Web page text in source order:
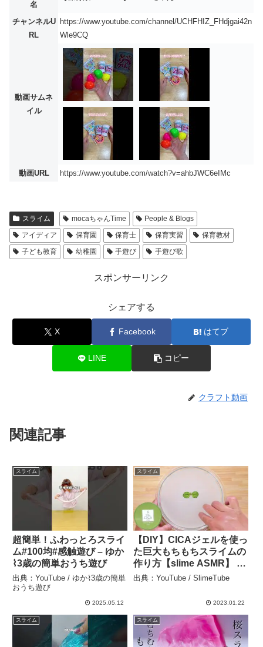
名
チャンネルU
RL
https://www.youtube.com/channel/UCHFHIZ_FHdjgai42n
Wle9CQ
動画サムネ
イル
動画URL https://www.youtube.com/watch?v=ahbJWC6eIMc
スライム mocaちゃんTime
People & Blogs
アイディア
保育園 保育士 保育実習
保育教材
子ども教育
幼稚園 手遊び 手遊び歌
スポンサーリンク
シェアする
X Facebook はてブ
LINE コピー
クラフト動画
関連記事
スライム
超簡単！ふわっとろスライ
ム#100均#感触遊び – ゆか
⌇3歳の簡単おうち遊び
出典：YouTube / ゆか⌇3歳の簡単
おうち遊び
2025.05.12
スライム
【DIY】CICAジェルを使っ
た巨大もちもちスライムの
作り方【slime ASMR】 –
SlimeTube
出典：YouTube / SlimeTube
2023.01.22
スライム スライム